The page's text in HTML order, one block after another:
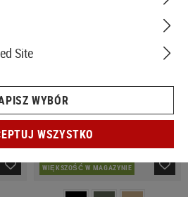
WIĘKSZOŚĆ W MAGAZYNIE
Site
WYBÓR
WSZYSTKO